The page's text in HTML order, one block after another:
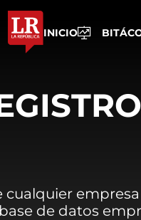
INICIO
cualquier
de datos